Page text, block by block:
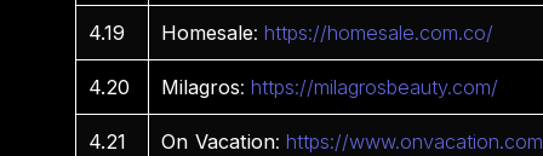
4.19 Homesale:https://homesale.com.co/
4.20 Milagros:https://milagrosbeauty.com/
4.21 On Vacation:https://